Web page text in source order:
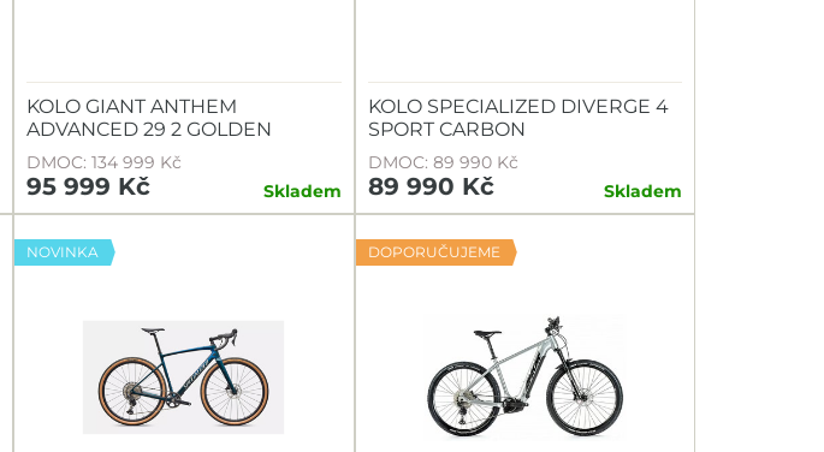
KOLO GIANT ANTHEM
ADVANCED 29 2 GOLDEN
DMOC: 134 999 Kč
95 999 Kč Skladem
KOLO SPECIALIZED DIVERGE 4
SPORT CARBON
DMOC: 89 990 Kč
89 990 Kč Skladem
NOVINKA DOPORUČUJEME